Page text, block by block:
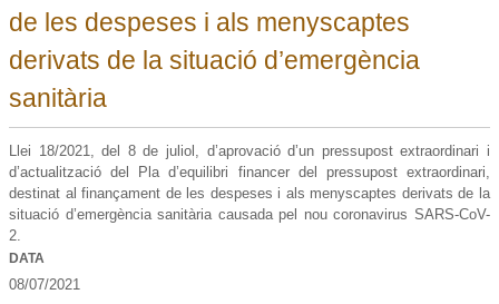
de les despeses i als menyscaptes
derivats de la situació d’emergència
sanitària
Llei 18/2021, del 8 de juliol, d’aprovació d’un pressupost extraordinari i
d’actualització del Pla d’equilibri financer del pressupost extraordinari,
destinat al finançament de les despeses i als menyscaptes derivats de la
situació d’emergència sanitària causada pel nou coronavirus SARS-CoV-
2.
DATA
08/07/2021